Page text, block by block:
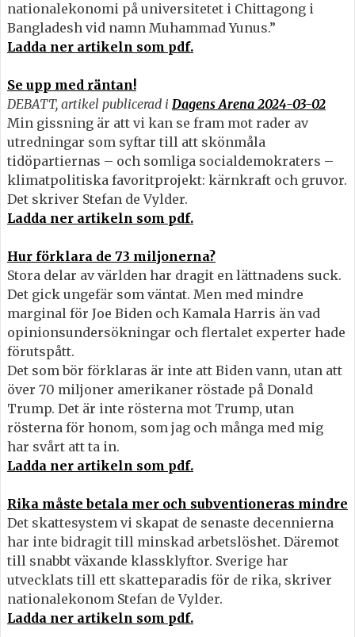
nationalekonomi på universitetet i Chittagong i
Bangladesh vid namn Muhammad Yunus.”
Ladda ner artikeln som pdf.
Se upp med räntan!
DEBATT, artikel publicerad i Dagens Arena 2024-03-02
Min gissning är att vi kan se fram mot rader av
utredningar som syftar till att skönmåla
tidöpartiernas – och somliga socialdemokraters –
klimatpolitiska favoritprojekt: kärnkraft och gruvor.
Det skriver Stefan de Vylder.
Ladda ner artikeln som pdf.
Hur förklara de 73 miljonerna?
Stora delar av världen har dragit en lättnadens suck.
Det gick ungefär som väntat. Men med mindre
marginal för Joe Biden och Kamala Harris än vad
opinionsundersökningar och flertalet experter hade
förutspått.
Det som bör förklaras är inte att Biden vann, utan att
över 70 miljoner amerikaner röstade på Donald
Trump. Det är inte rösterna mot Trump, utan
rösterna för honom, som jag och många med mig
har svårt att ta in.
Ladda ner artikeln som pdf.
Rika måste betala mer och subventioneras mindre
Det skattesystem vi skapat de senaste decennierna
har inte bidragit till minskad arbetslöshet. Däremot
till snabbt växande klassklyftor. Sverige har
utvecklats till ett skatteparadis för de rika, skriver
nationalekonom Stefan de Vylder.
Ladda ner artikeln som pdf.